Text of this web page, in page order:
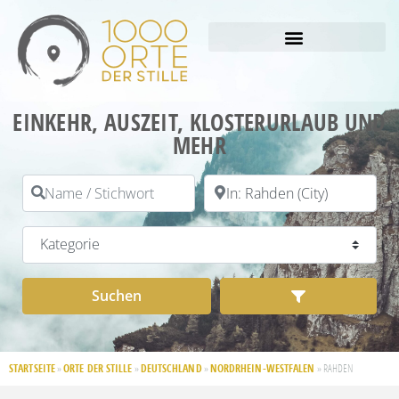
EINKEHR, AUSZEIT, KLOSTERURLAUB UND
MEHR
Name / Stichwort PLZ / Ort
Kategorie
Suchen Advanced
STARTSEITE » ORTE DER STILLE » DEUTSCHLAND» NORDRHEIN-WESTFALEN » RAHDEN